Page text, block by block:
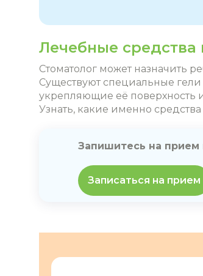
Лечебные средства
Стоматолог может назначить
Существуют специальные
укрепляющие её поверхность
Узнать, какие именно
Запишитесь на
Записаться на прием